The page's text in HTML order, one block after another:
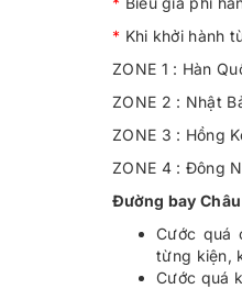
* Khi khởi hành
ZONE 1 : Hàn
ZONE 2 : Nhật
ZONE 3 : Hồng
ZONE 4 : Đông
Đường bay
Cước quá
từng kiện,
Cước quá